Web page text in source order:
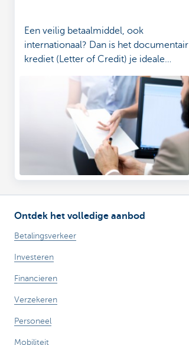
Een veilig betaalmiddel, ook
internationaal? Dan is het documentair
krediet (Letter of Credit) je ideale
Ontdek het volledige aanbod
Betalingsverkeer
Investeren
Financieren
Verzekeren
Personeel
Mobiliteit